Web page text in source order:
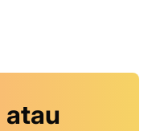
atau